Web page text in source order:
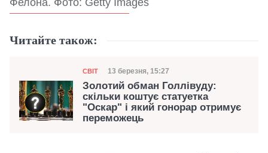
Фелона. Фото: Getty Images
Читайте також:
Категорія
СВІТ Дата публікації
13 березня, 15:27
Золотий обман Голлівуду:
скільки коштує статуетка
"Оскар" і який гонорар отримує
переможець